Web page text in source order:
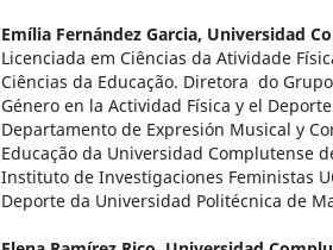
Emília Fernández Garcia, Universidad
Licenciada em Ciências da Atividade
Ciências da Educação. Diretora do
Género en la Actividad Física y el
Departamento de Expresión Musical y
Educação da Universidad Complutense
Instituto de Investigaciones Feministas
Deporte da Universidad Politécnica de